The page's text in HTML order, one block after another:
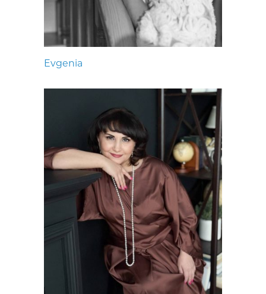
Evgenia